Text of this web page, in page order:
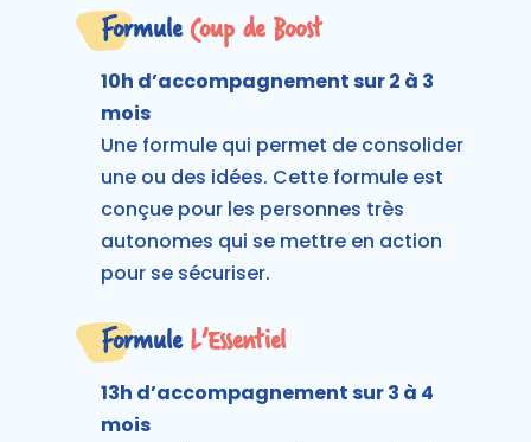
FormuleCoup de Boost
10h d’accompagnement sur 2 à 3
mois
Une formule qui permet de consolider
une ou des idées. Cette formule est
conçue pour les personnes très
autonomes qui se mettre en action
pour se sécuriser.
FormuleL’Essentiel
13h d’accompagnement sur 3 à 4
mois